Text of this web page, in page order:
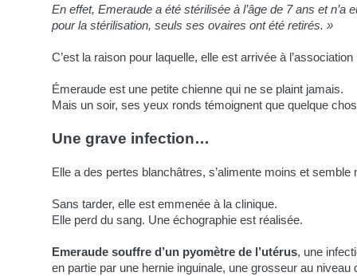
En effet, Emeraude a été stérilisée à l’âge de 7 ans et n’a
pour la stérilisation, seuls ses ovaires ont été retirés. »
C’est la raison pour laquelle, elle est arrivée à l’association
Émeraude est une petite chienne qui ne se plaint jamais.
Mais un soir, ses yeux ronds témoignent que quelque
Une grave infection…
Elle a des pertes blanchâtres, s’alimente moins et semble
Sans tarder, elle est emmenée à la clinique.
Elle perd du sang. Une échographie est réalisée.
Emeraude souffre d’un pyomètre de l’utérus, une
en partie par une hernie inguinale, une grosseur au niveau